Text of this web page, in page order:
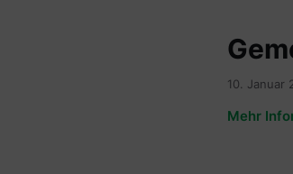
10. Januar
Mehr